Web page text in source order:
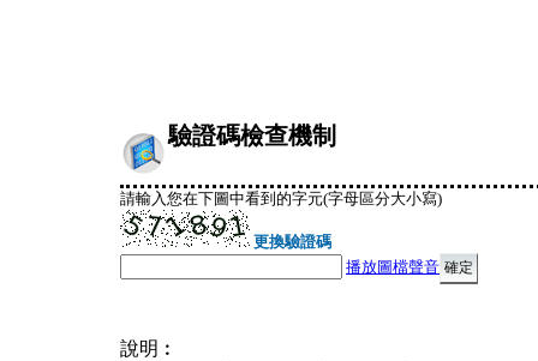
驗證碼檢查機制
請輸入您在下圖中看到的字元(字母區分大小寫)
更換驗證碼
播放圖檔聲音
說明︰